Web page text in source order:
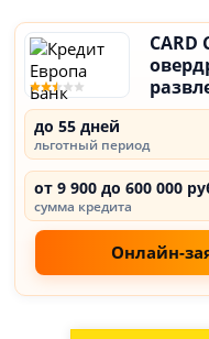
CARD
до 55 дней
льготный период
от 9 900 до 600 000
сумма кредита
Онлайн-